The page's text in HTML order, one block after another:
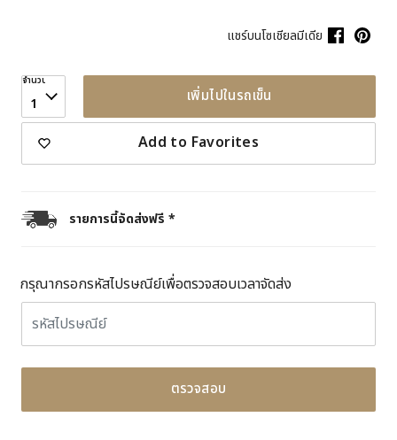
แชร์บนโซเชียลมีเดีย
จำนวน
1 เพิ่มไปในรถเข็น
Add to Favorites
รายการนี้จัดส่งฟรี *
กรุณากรอกรหัสไปรษณีย์เพื่อตรวจสอบเวลาจัดส่ง
ตรวจสอบ